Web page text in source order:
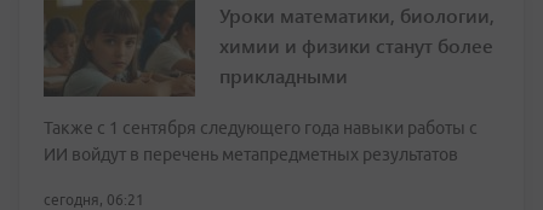
Уроки математики, биологии,
химии и физики станут более
прикладными
Также с 1 сентября следующего года навыки работы с
ИИ войдут в перечень метапредметных результатов
сегодня, 06:21